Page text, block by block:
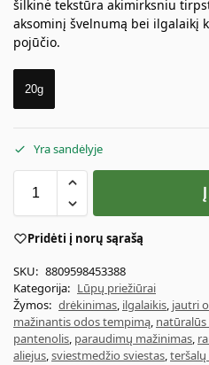
šilkinė tekstūra akimirksniu
aksominį švelnumą bei ilgalaikį
pojūčio.
20g
Yra sandėlyje
Pridėti į norų sąrašą
SKU: 8809598453388
Kategorija: Lūpų priežiūrai
Žymos: drėkinimas, ilgalaikis, jautri
mažinantis odos tempimą,
pantenolis, paraudimų mažinimas,
aliejus,sviestmedžio sviestas,teršalų